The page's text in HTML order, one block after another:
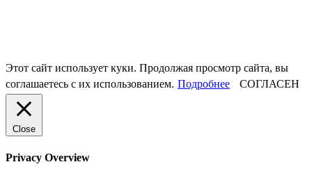
Этот сайт использует куки. Продолжая просмотр сайта, вы
соглашаетесь с их использованием. Подробнее СОГЛАСЕН
Close
Privacy Overview